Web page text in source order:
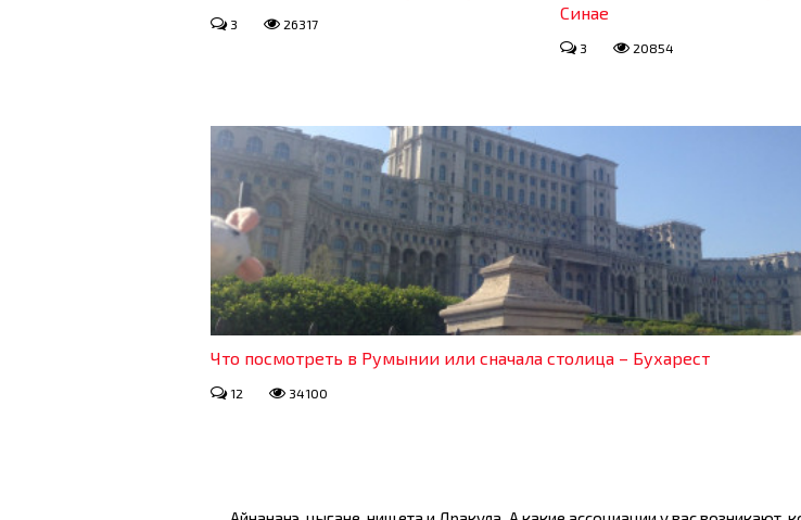
3 26317
Синае
3 20854
Что посмотреть в Румынии или сначала столица – Бухарест
12 34100